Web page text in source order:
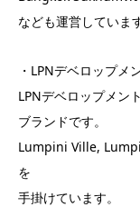
なども運営していま
・LPNデベロップメ
LPNデベロップメン
ブランドです。
Lumpini Ville,
を
手掛けています。